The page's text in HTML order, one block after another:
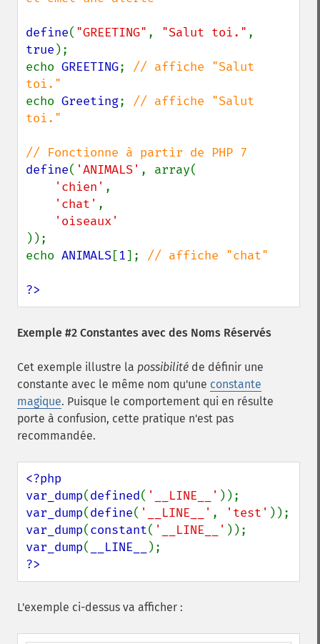
define( "GREETING" , "Salut toi."
true );
echo GREETING; // affiche "Salut
echo Greeting; // affiche "Salut
toi."
define( 'ANIMALS' , array(
'chien' ,
'chat' ,
));
echo ANIMALS[1]; // affiche "chat"
?>
Exemple #2 Constantes avec des Noms Réservés
Cet exemple illustre la possibilité de définir une
constante avec le même nom qu'une constante
magique. Puisque le comportement qui en résulte
porte à confusion, cette pratique n'est pas
recommandée.
<?php
var_dump(defined( '__LINE__'
var_dump(define( '__LINE__' , 'test'
var_dump(constant( '__LINE__'
var_dump( __LINE__
?>
L'exemple ci-dessus va afficher :